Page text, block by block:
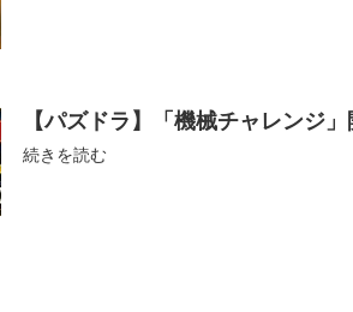
【パズドラ】「機械チャレン
続きを読む